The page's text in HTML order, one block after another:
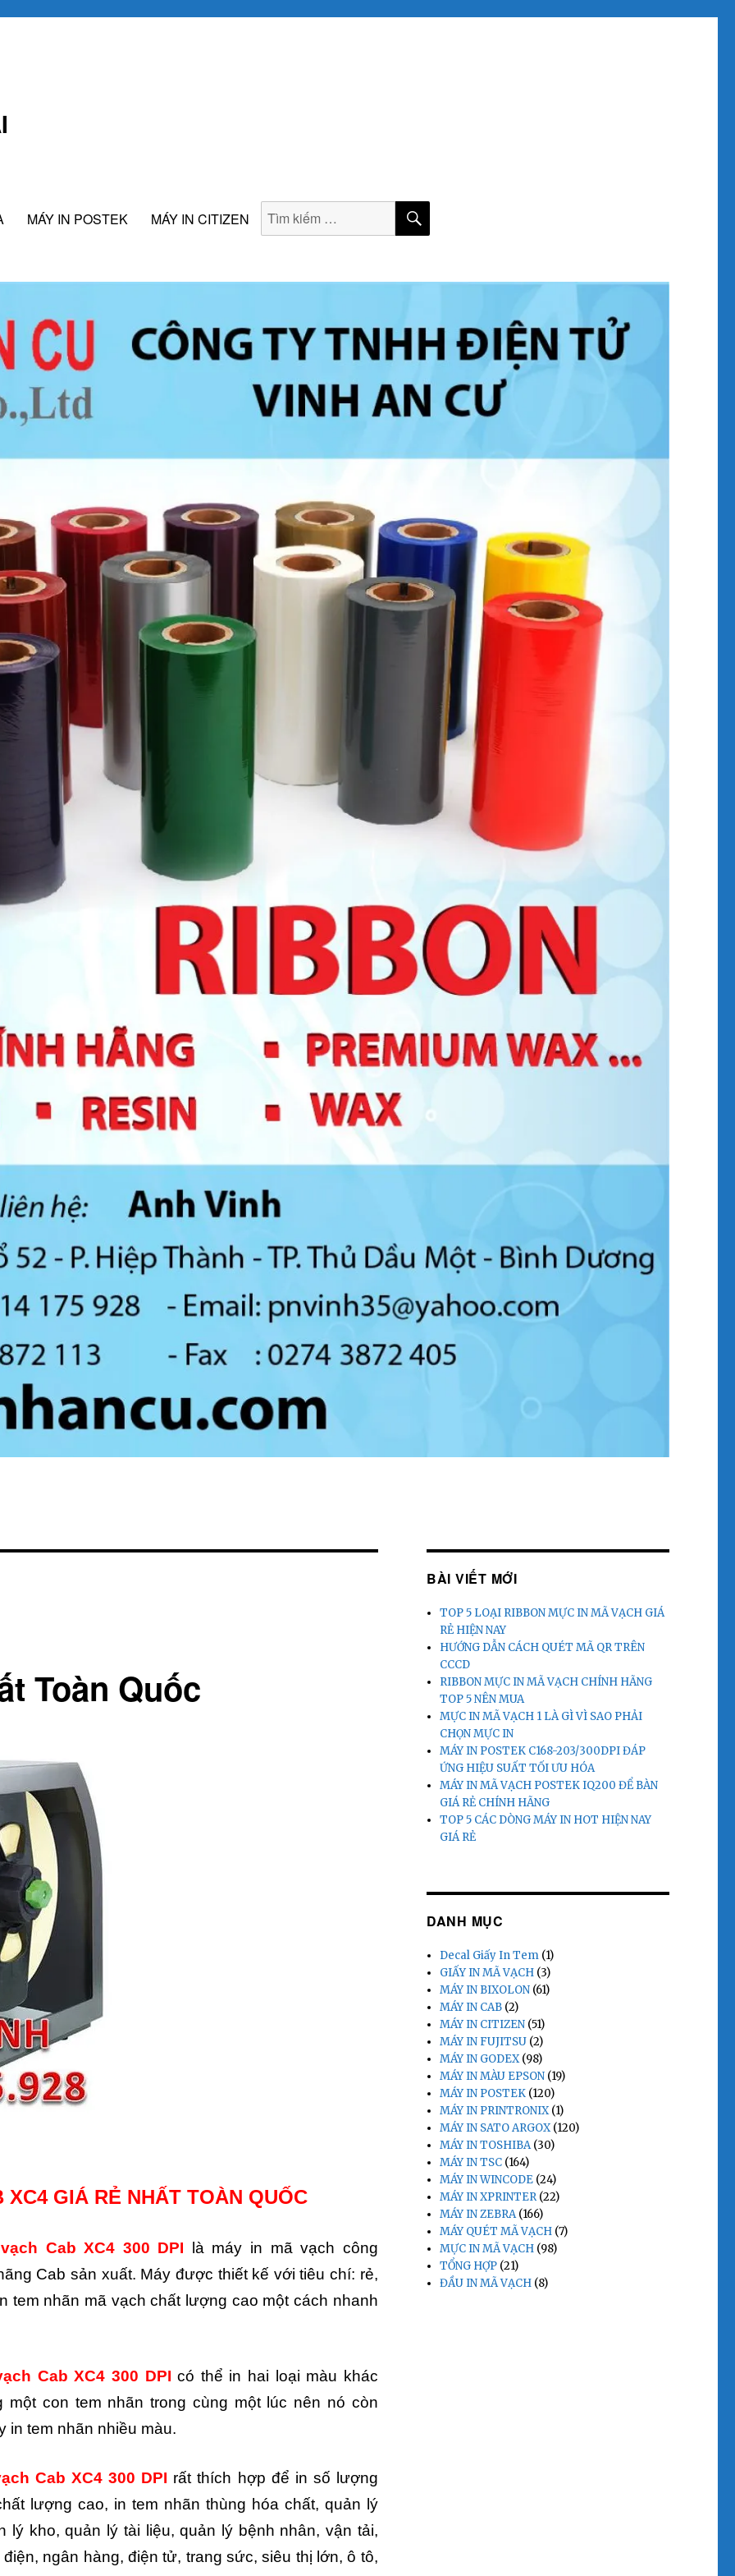
MÁY IN POSTEK MÁY IN CITIZEN
Toàn Quốc
XC4 GIÁ RẺ NHẤT TOÀN QUỐC
Cab XC4 300 DPI
là máy in mã vạch công
Cab sản xuất. Máy được thiết kế với tiêu chí: rẻ,
tem nhãn mã vạch chất lượng cao một cách nhanh
Cab XC4 300 DPIcó thể in hai loại màu khác
một con tem nhãn trong cùng một lúc nên nó còn
in tem nhãn nhiều màu.
Cab XC4 300 DPI rất thích hợp để in số lượng
lượng cao, in tem nhãn thùng hóa chất, quản lý
lý kho, quản lý tài liệu, quản lý bệnh nhân, vận tải,
ngân hàng, điện tử, trang sức, siêu thị lớn, ô tô,
BÀI VIẾT MỚI
TOP 5 LOẠI RIBBON MỰC IN MÃ VẠCH GIÁ
RẺ HIỆN NAY
HƯỚNG DẪN CÁCH QUÉT MÃ QR TRÊN
CCCD
RIBBON MỰC IN MÃ VẠCH CHÍNH HÃNG
TOP 5 NÊN MUA
MỰC IN MÃ VẠCH 1 LÀ GÌ VÌ SAO PHẢI
CHỌN MỰC IN
MÁY IN POSTEK C168-203/300DPI ĐÁP
ỨNG HIỆU SUẤT TỐI ƯU HÓA
MÁY IN MÃ VẠCH POSTEK IQ200 ĐỂ BÀN
GIÁ RẺ CHÍNH HÃNG
TOP 5 CÁC DÒNG MÁY IN HOT HIỆN NAY
GIÁ RẺ
DANH MỤC
Decal Giấy In Tem (1)
GIẤY IN MÃ VẠCH (3)
MÁY IN BIXOLON (61)
MÁY IN CAB (2)
MÁY IN CITIZEN (51)
MÁY IN FUJITSU (2)
MÁY IN GODEX(98)
MÁY IN MÀU EPSON (19)
MÁY IN POSTEK (120)
MÁY IN PRINTRONIX(1)
MÁY IN SATO ARGOX(120)
MÁY IN TOSHIBA(30)
MÁY IN TSC (164)
MÁY IN WINCODE (24)
MÁY IN XPRINTER(22)
MÁY IN ZEBRA(166)
MÁY QUÉT MÃ VẠCH (7)
MỰC IN MÃ VẠCH (98)
TỔNG HỢP (21)
ĐẦU IN MÃ VẠCH (8)